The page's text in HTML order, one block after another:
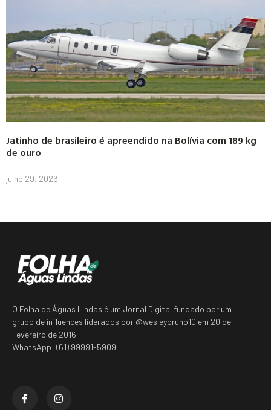
Jatinho de brasileiro é apreendido na Bolívia com 189 kg
de ouro
julho 29, 2026
O Folha de Águas Lindas é um Jornal Digital fundado por um
grupo de influences liderados por @wesleybruno10 em 20 de
Fevereiro de 2016
WhatsApp: (61) 99991-5909